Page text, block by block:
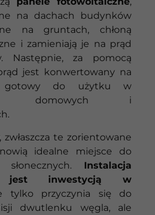
na dachach budynków
na gruntach, chłoną
i zamieniają je na prąd
Następnie, za pomocą
jest konwertowany na
gotowy do użytku w
domowych i
te zorientowane
idealne miejsce do
Instalacja
jest inwestycją w
tylko przyczynia się do
dwutlenku węgla, ale